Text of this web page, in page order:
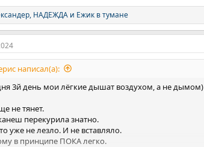
, НАДЕЖДА и Ежик в тумане
написал(а):
3й день мои лёгкие дышат воздухом, а не дымом)
не тянет.
перекурила знатно.
уже не лезло. И не вставляло.
в принципе ПОКА легко.